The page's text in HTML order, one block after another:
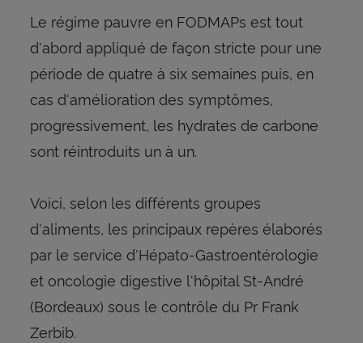
Le régime pauvre en FODMAPs est tout
d'abord appliqué de façon stricte pour une
période de quatre à six semaines puis, en
cas d'amélioration des symptômes,
progressivement, les hydrates de carbone
sont réintroduits un à un.
Voici, selon les différents groupes
d'aliments, les principaux repères élaborés
par le service d'Hépato-Gastroentérologie
et oncologie digestive l'hôpital St-André
(Bordeaux) sous le contrôle du Pr Frank
Zerbib.